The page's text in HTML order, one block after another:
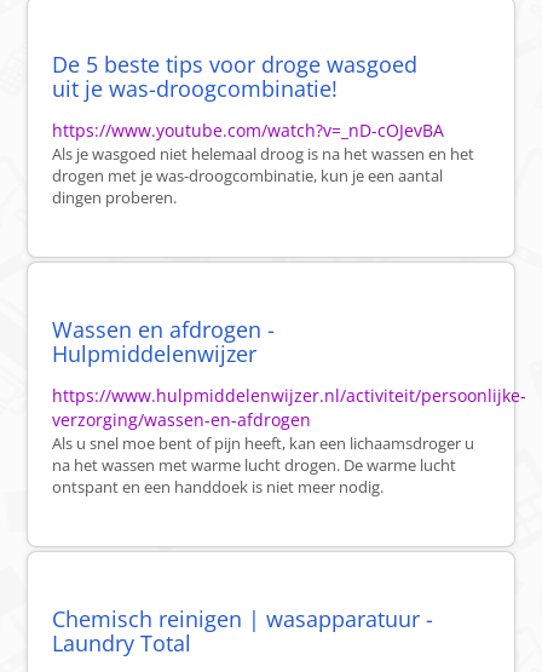
De 5 beste tips voor droge wasgoed
uit je was-droogcombinatie!
https://www.youtube.com/watch?v=_nD-cOJevBA
Als je wasgoed niet helemaal droog is na het wassen en het
drogen met je was-droogcombinatie, kun je een aantal
dingen proberen.
Wassen en afdrogen -
Hulpmiddelenwijzer
https://www.hulpmiddelenwijzer.nl/activiteit/persoonlijke-
verzorging/wassen-en-afdrogen
Als u snel moe bent of pijn heeft, kan een lichaamsdroger u
na het wassen met warme lucht drogen. De warme lucht
ontspant en een handdoek is niet meer nodig.
Chemisch reinigen | wasapparatuur -
Laundry Total